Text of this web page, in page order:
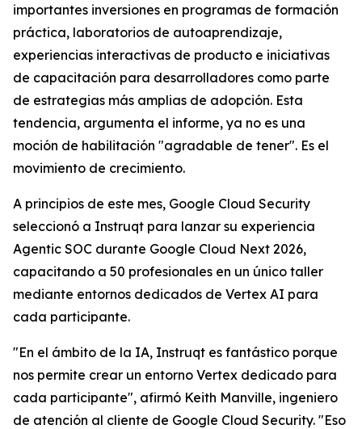
importantes inversiones en programas de formación
práctica, laboratorios de autoaprendizaje,
experiencias interactivas de producto e iniciativas
de capacitación para desarrolladores como parte
de estrategias más amplias de adopción. Esta
tendencia, argumenta el informe, ya no es una
moción de habilitación "agradable de tener". Es el
movimiento de crecimiento.
A principios de este mes, Google Cloud Security
seleccionó a Instruqt para lanzar su experiencia
Agentic SOC durante Google Cloud Next 2026,
capacitando a 50 profesionales en un único taller
mediante entornos dedicados de Vertex AI para
cada participante.
"En el ámbito de la IA, Instruqt es fantástico porque
nos permite crear un entorno Vertex dedicado para
cada participante", afirmó Keith Manville, ingeniero
de atención al cliente de Google Cloud Security. "Eso